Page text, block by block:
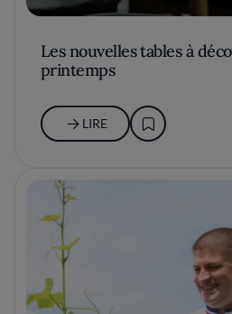
Les nouvelles tables à
printemps
LIRE